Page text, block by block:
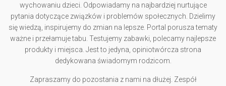
wychowaniu dzieci. Odpowiadamy na najbardziej nurtujące
pytania dotyczące związków i problemów społecznych. Dzielimy
się wiedzą, inspirujemy do zmian na lepsze. Portal porusza tematy
ważne i przełamuje tabu. Testujemy zabawki, polecamy najlepsze
produkty i miejsca. Jest to jedyna, opiniotwórcza strona
dedykowana świadomym rodzicom.
Zapraszamy do pozostania z nami na dłużej. Zespół